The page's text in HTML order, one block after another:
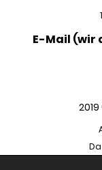
E-Mail (wir